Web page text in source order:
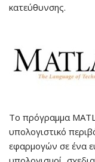
κατεύθυνσης.
Το πρόγραμμα
υπολογιστικό
εφαρμογών σε ένα